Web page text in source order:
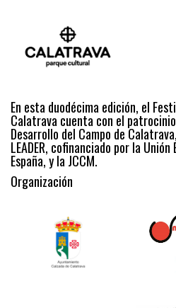
En esta duodécima edición, el
Calatrava cuenta con el
Desarrollo del Campo de
LEADER, cofinanciado por la
España, y la JCCM.
Organización